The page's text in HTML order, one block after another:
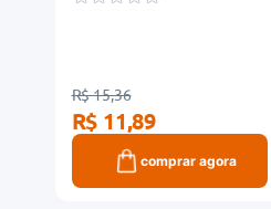
R$ 15,36
R$ 11,89
comprar agora